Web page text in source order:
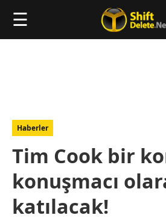
☰
Haberler
Tim Cook bir
konuşmacı
katılacak!